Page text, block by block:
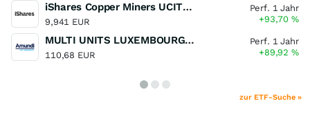
iShares Copper Miners UCITS ETF
9,941 EUR
Perf. 1 Jahr
+93,70%
MULTI UNITS LUXEMBOURG - Lyxor MSCI Semiconductors ESG Filtered
110,68 EUR
Perf. 1 Jahr
+89,92%
zur ETF-Suche »